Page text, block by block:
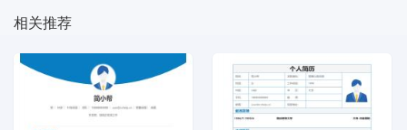
相关推荐